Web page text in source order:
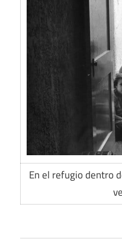
En el refugio dentro